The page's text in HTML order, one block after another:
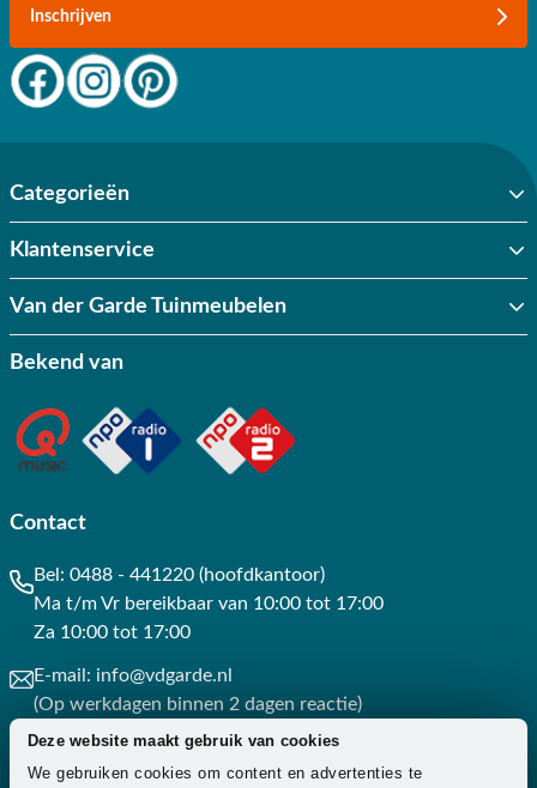
Deze website maakt gebruik van cookies
We gebruiken cookies om content en advertenties te
Inschrijven
Categorieën
Klantenservice
Van der Garde Tuinmeubelen
Bekend van
Contact
Bel: 0488 - 441220 (hoofdkantoor)
Ma t/m Vr bereikbaar van 10:00 tot 17:00
Za 10:00 tot 17:00
E-mail: info@vdgarde.nl
(Op werkdagen binnen 2 dagen reactie)
Whatsapp: 0488441220
(Op werkdagen binnen 3 uur reactie)